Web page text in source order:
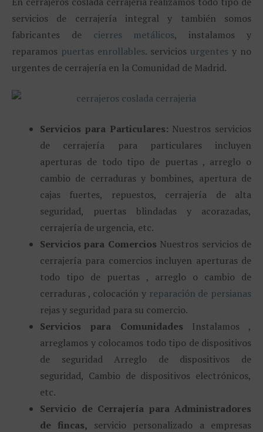
servicios de cerrajería integral y también somos
fabricantes de cierres metálicos, instalamos y
reparamos puertas enrollables. servicios urgentes y no
urgentes de cerrajería en la Comunidad de Madrid.
Servicios para Particulares: Nuestros servicios
de cerrajería para particulares incluyen
aperturas de todo tipo de puertas , arreglo o
cambio de cerraduras y bombines, apertura de
cajas fuertes, repuestos, cerrajería de alta
seguridad, puertas blindadas y acorazadas,
cerrajería de urgencia, etc.
Servicios para Comercios Nuestros servicios de
cerrajería para comercios incluyen aperturas de
todo tipo de puertas , arreglo o cambio de
cerraduras , colocación y reparación de persianas
rejas y seguridad para su comercio.
Servicios para Comunidades Instalamos ,
arreglamos y colocamos todo tipo de dispositivos
de seguridad Arreglo de dispositivos de
seguridad, Cambio de dispositivos electrónicos,
etc.
Servicio de Cerrajería para Administradores
de fincas, servicio personalizado a empresas